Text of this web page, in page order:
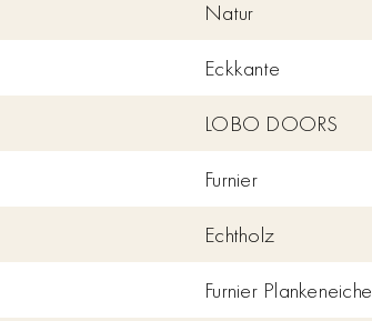
Natur
Eckkante
LOBO DOORS
Furnier
Echtholz
Furnier Plankeneiche